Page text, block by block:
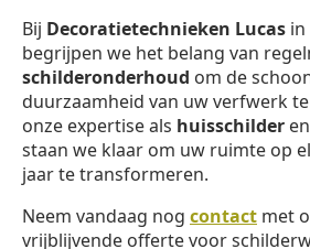
Bij Decoratietechnieken Lucas in
begrijpen we het belang van
schilderonderhoud om de
duurzaamheid van uw verfwerk
onze expertise als huisschilder en
staan we klaar om uw ruimte op
jaar te transformeren.
Neem vandaag nog contact met
vrijblijvende offerte voor